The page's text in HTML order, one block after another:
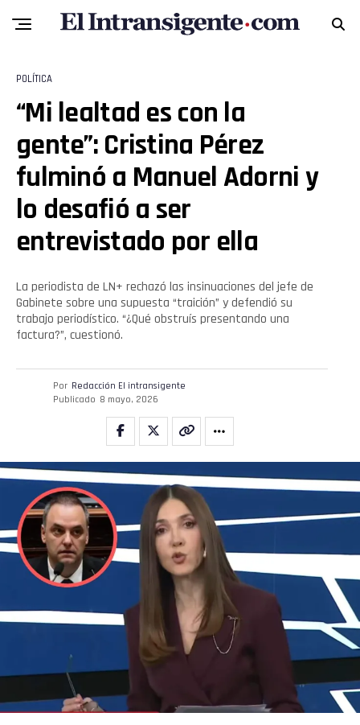
POLÍTICA
“Mi lealtad es con la
gente”: Cristina Pérez
fulminó a Manuel Adorni y
lo desafió a ser
entrevistado por ella
La periodista de LN+ rechazó las insinuaciones del jefe de
Gabinete sobre una supuesta “traición” y defendió su
trabajo periodístico. “¿Qué obstruís presentando una
factura?”, cuestionó.
Por Redacción El intransigente
Publicado 8 mayo, 2026